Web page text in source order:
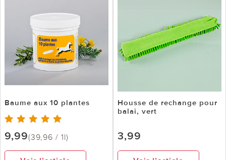
Baume aux 10 plantes
9,99(39,96 / 1l)
Housse de rechange pour
balai, vert
3,99